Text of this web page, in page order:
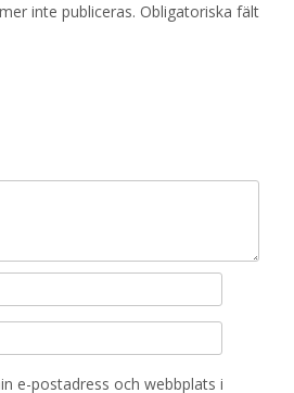
inte publiceras. Obligatoriska fält
e-postadress och webbplats i